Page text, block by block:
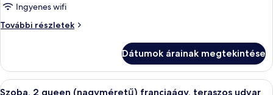
megtekintése:
Szoba,
1
(extra
méretű)
franciaágy
Ingyenes wifi
További részletek
Szoba,
méretű)
franciaágy
további
Dátumok árainak megtekintése
A
Szoba, 2 queen (nagyméretű)
5
Szoba, 2 queen (nagyméretű) franciaágy, teraszos udvar